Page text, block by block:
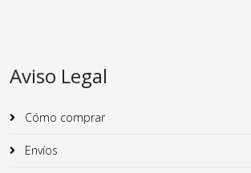
Aviso Legal
Cómo comprar
Envíos